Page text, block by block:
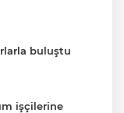
buluştu
işçilerine